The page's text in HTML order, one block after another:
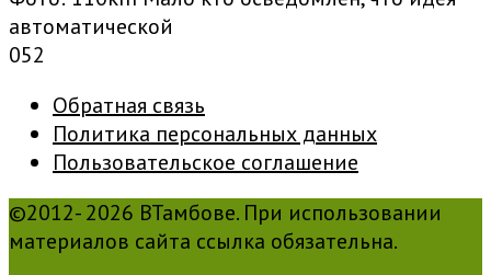
автоматической
052
Обратная связь
Политика персональных данных
Пользовательское соглашение
©2012- 2026 ВТамбове. При использовании
материалов сайта ссылка обязательна.